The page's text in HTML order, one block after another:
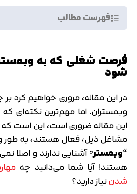
فهرست مطالب
فرصت شغلی که به
شود
در این مقاله، مروری خواهیم کرد
وبمستران. اما مهم‌ترین نکته‌ای
این مقاله ضروری است، این است که
مشاغل ذیل، فعال هستند، به طور
“وبمستر” آشنایی ندارند و اصلا
هستند! آیا شما می‌دانید چه
شدننیاز دارید؟